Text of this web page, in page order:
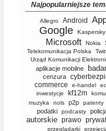
Najpopularniejsze
Allegro Android
Google
Microsoft Nokia
Telekomunikacja Polska
Urząd Komunikacji
aplikacje mobilne
cenzura
commerce
e-handel
inwestycje kf12m
muzyka nols p2p patenty
podatki podcasty
autorskie prawo
przeglądarki